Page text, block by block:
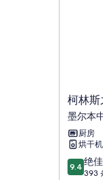
柯
林
斯
之
家
出
租
柯林
墨尔本
厨房
烘干机
9.4
分，
9.4 绝佳
393